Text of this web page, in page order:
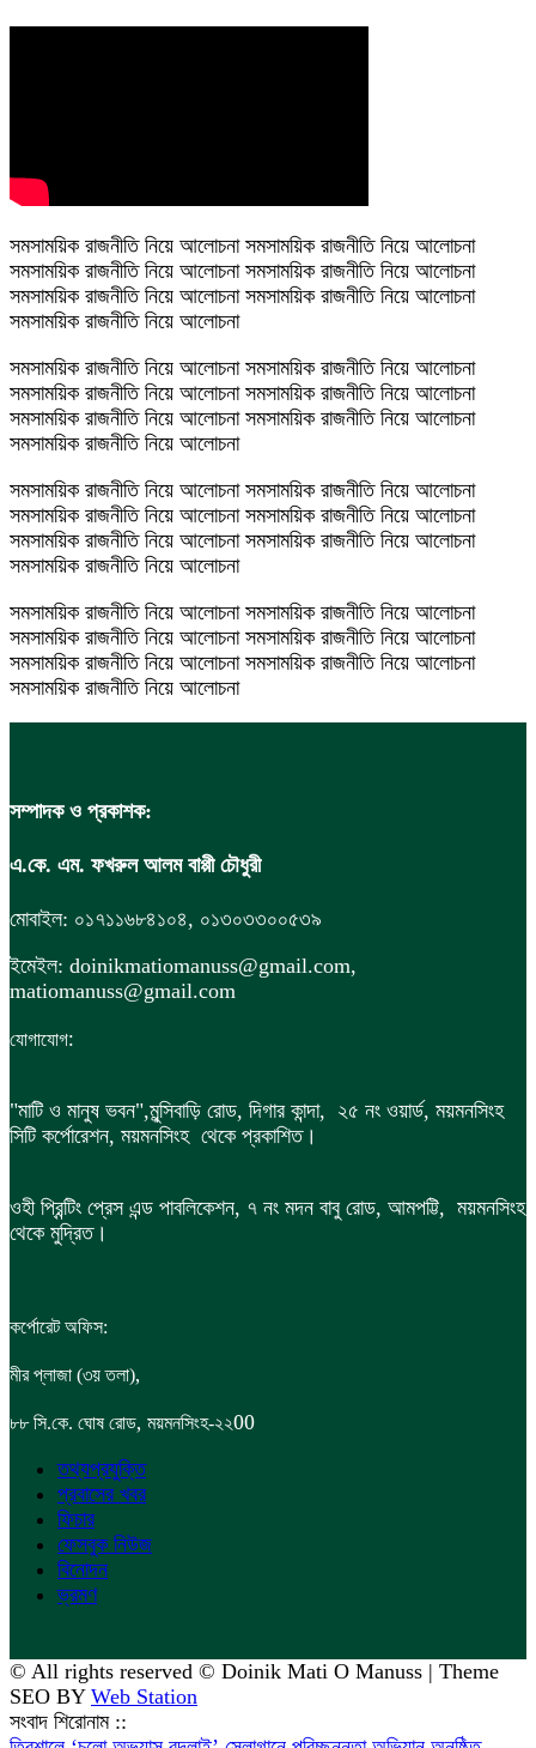
সমসাময়িক রাজনীতি নিয়ে আলোচনা সমসাময়িক রাজনীতি নিয়ে আলোচনা
সমসাময়িক রাজনীতি নিয়ে আলোচনা সমসাময়িক রাজনীতি নিয়ে আলোচনা
সমসাময়িক রাজনীতি নিয়ে আলোচনা সমসাময়িক রাজনীতি নিয়ে আলোচনা
সমসাময়িক রাজনীতি নিয়ে আলোচনা
সমসাময়িক রাজনীতি নিয়ে আলোচনা সমসাময়িক রাজনীতি নিয়ে আলোচনা
সমসাময়িক রাজনীতি নিয়ে আলোচনা সমসাময়িক রাজনীতি নিয়ে আলোচনা
সমসাময়িক রাজনীতি নিয়ে আলোচনা সমসাময়িক রাজনীতি নিয়ে আলোচনা
সমসাময়িক রাজনীতি নিয়ে আলোচনা
সমসাময়িক রাজনীতি নিয়ে আলোচনা সমসাময়িক রাজনীতি নিয়ে আলোচনা
সমসাময়িক রাজনীতি নিয়ে আলোচনা সমসাময়িক রাজনীতি নিয়ে আলোচনা
সমসাময়িক রাজনীতি নিয়ে আলোচনা সমসাময়িক রাজনীতি নিয়ে আলোচনা
সমসাময়িক রাজনীতি নিয়ে আলোচনা
সমসাময়িক রাজনীতি নিয়ে আলোচনা সমসাময়িক রাজনীতি নিয়ে আলোচনা
সমসাময়িক রাজনীতি নিয়ে আলোচনা সমসাময়িক রাজনীতি নিয়ে আলোচনা
সমসাময়িক রাজনীতি নিয়ে আলোচনা সমসাময়িক রাজনীতি নিয়ে আলোচনা
সমসাময়িক রাজনীতি নিয়ে আলোচনা
সম্পাদক ও প্রকাশক:
এ.কে. এম. ফখরুল আলম বাপ্পী চৌধুরী
মোবাইল: ০১৭১১৬৮৪১০৪, ০১৩০৩৩০০৫৩৯
ইমেইল: doinikmatiomanuss@gmail.com,
matiomanuss@gmail.com
যোগাযোগ:
"মাটি ও মানুষ ভবন",মুন্সিবাড়ি রোড, দিগার কান্দা, ২৫ নং ওয়ার্ড, ময়মনসিংহ
সিটি কর্পোরেশন, ময়মনসিংহ থেকে প্রকাশিত।
ওহী প্রিন্টিং প্রেস এন্ড পাবলিকেশন, ৭ নং মদন বাবু রোড, আমপট্টি, ময়মনসিংহ
থেকে মুদ্রিত।
কর্পোরেট অফিস:
মীর প্লাজা (৩য় তলা),
৮৮ সি.কে. ঘোষ রোড, ময়মনসিংহ-২২00
তথ্যপ্রযুক্তি
প্রবাসের খবর
ফিচার
ফেসবুক নিউজ
বিনোদন
ভ্রমণ
© All rights reserved © Doinik Mati O Manuss | Theme
SEO BY Web Station
সংবাদ শিরোনাম ::